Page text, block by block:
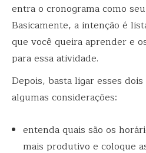
entra o cronograma como
Basicamente, a intenção é
que você queira aprender e
para essa atividade.
Depois, basta ligar esses
algumas considerações:
entenda quais são os
mais produtivo e coloque